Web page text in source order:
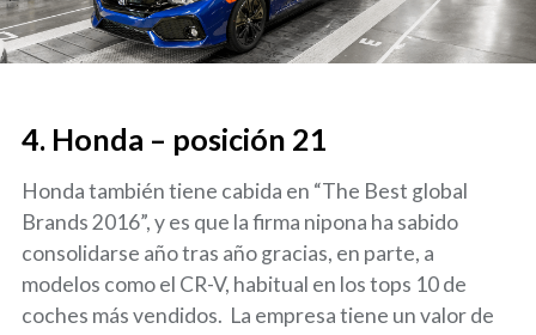
4. Honda – posición 21
Honda también tiene cabida en “The Best global
Brands 2016”, y es que la firma nipona ha sabido
consolidarse año tras año gracias, en parte, a
modelos como el CR-V, habitual en los tops 10 de
coches más vendidos. La empresa tiene un valor de